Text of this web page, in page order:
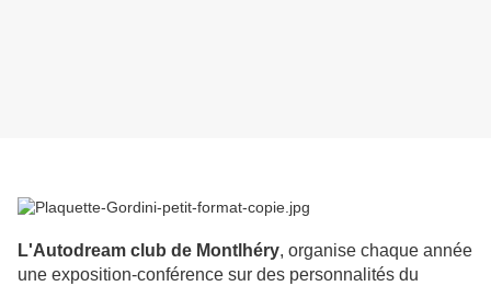
L'Autodream club de Montlhéry, organise chaque année
une exposition-conférence sur des personnalités du